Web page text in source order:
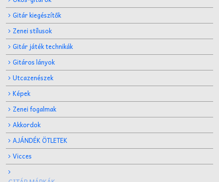
Gitár kiegészítők
Zenei stílusok
Gitár játék technikák
Gitáros lányok
Utcazenészek
Képek
Zenei fogalmak
Akkordok
AJÁNDÉK ÖTLETEK
Vicces